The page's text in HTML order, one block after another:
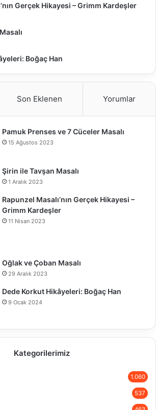
Gerçek Hikayesi – Grimm Kardeşler
Boğaç Han
Son Eklenen Yorumlar
Pamuk Prenses ve 7 Cüceler Masalı
15 Ağustos 2023
Şirin ile Tavşan Masalı
1 Aralık 2023
Rapunzel Masalı’nın Gerçek Hikayesi –
Grimm Kardeşler
11 Nisan 2023
Oğlak ve Çoban Masalı
29 Aralık 2023
Dede Korkut Hikâyeleri: Boğaç Han
9 Ocak 2024
Kategorilerimiz
1.060
537